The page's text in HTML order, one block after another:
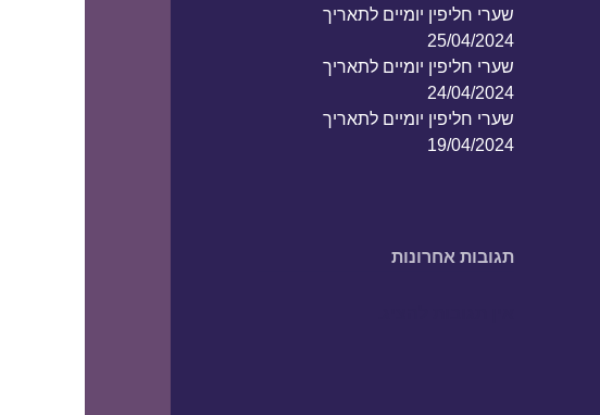
שערי חליפין יומיים לתאריך
25/04/2024
שערי חליפין יומיים לתאריך
24/04/2024
שערי חליפין יומיים לתאריך
19/04/2024
תגובות אחרונות